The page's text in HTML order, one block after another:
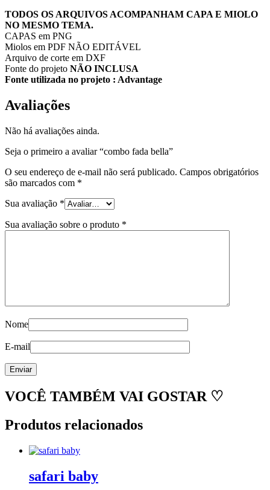
TODOS OS ARQUIVOS ACOMPANHAM CAPA E MIOLO
NO MESMO TEMA.
CAPAS em PNG
Miolos em PDF NÃO EDITÁVEL
Arquivo de corte em DXF
Fonte do projeto NÃO INCLUSA
Fonte utilizada no projeto : Advantage
Avaliações
Não há avaliações ainda.
Seja o primeiro a avaliar “combo fada bella”
O seu endereço de e-mail não será publicado. Campos obrigatórios
são marcados com *
Sua avaliação *
Sua avaliação sobre o produto *
Nome
E-mail
VOCÊ TAMBÉM VAI GOSTAR ♡
Produtos relacionados
safari baby